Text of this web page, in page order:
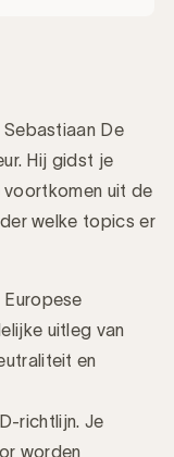
De
Hij gidst je
uit de
welke topics er
uitleg van
en
richtlijn. Je
worden